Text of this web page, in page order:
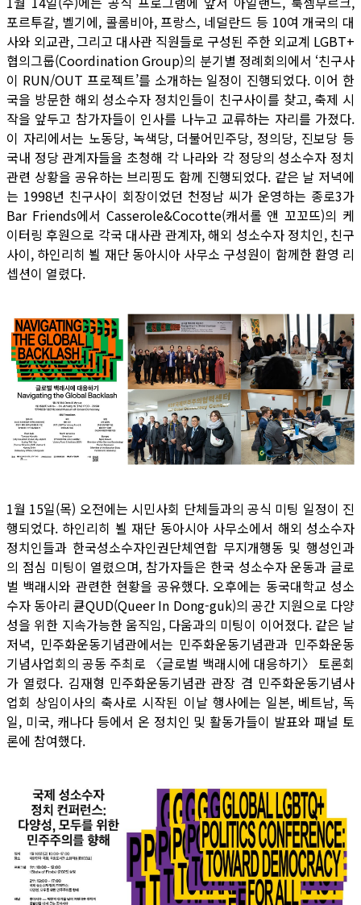
포르투갈, 벨기에, 콜롬비아, 프랑스, 네덜란드 등 10여 개국의 대
사와 외교관, 그리고 대사관 직원들로 구성된 주한 외교계 LGBT+
협의그룹(Coordination Group)의 분기별 정례회의에서 ‘친구사
이 RUN/OUT 프로젝트’를 소개하는 일정이 진행되었다. 이어 한
국을 방문한 해외 성소수자 정치인들이 친구사이를 찾고, 축제 시
작을 앞두고 참가자들이 인사를 나누고 교류하는 자리를 가졌다.
이 자리에서는 노동당, 녹색당, 더불어민주당, 정의당, 진보당 등
국내 정당 관계자들을 초청해 각 나라와 각 정당의 성소수자 정치
관련 상황을 공유하는 브리핑도 함께 진행되었다. 같은 날 저녁에
는 1998년 친구사이 회장이었던 천정남 씨가 운영하는 종로3가
Bar Friends에서 Casserole&Cocotte(캐서롤 앤 꼬꼬뜨)의 케
이터링 후원으로 각국 대사관 관계자, 해외 성소수자 정치인, 친구
사이, 하인리히 뵐 재단 동아시아 사무소 구성원이 함께한 환영 리
셉션이 열렸다.
1월 15일(목) 오전에는 시민사회 단체들과의 공식 미팅 일정이 진
행되었다. 하인리히 뵐 재단 동아시아 사무소에서 해외 성소수자
정치인들과 한국성소수자인권단체연합 무지개행동 및 행성인과
의 점심 미팅이 열렸으며, 참가자들은 한국 성소수자 운동과 글로
벌 백래시와 관련한 현황을 공유했다. 오후에는 동국대학교 성소
수자 동아리 큗QUD(Queer In Dong-guk)의 공간 지원으로 다양
성을 위한 지속가능한 움직임, 다움과의 미팅이 이어졌다. 같은 날
저녁, 민주화운동기념관에서는 민주화운동기념관과 민주화운동
기념사업회의 공동 주최로 〈글로벌 백래시에 대응하기〉 토론회
가 열렸다. 김재형 민주화운동기념관 관장 겸 민주화운동기념사
업회 상임이사의 축사로 시작된 이날 행사에는 일본, 베트남, 독
일, 미국, 캐나다 등에서 온 정치인 및 활동가들이 발표와 패널 토
론에 참여했다.